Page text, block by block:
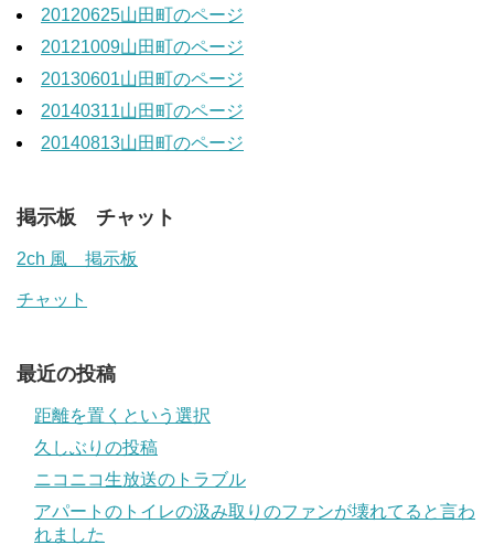
20120625山田町のページ
20121009山田町のページ
20130601山田町のページ
20140311山田町のページ
20140813山田町のページ
掲示板 チャット
2ch 風 掲示板
チャット
最近の投稿
距離を置くという選択
久しぶりの投稿
ニコニコ生放送のトラブル
アパートのトイレの汲み取りのファンが壊れてると言わ
れました